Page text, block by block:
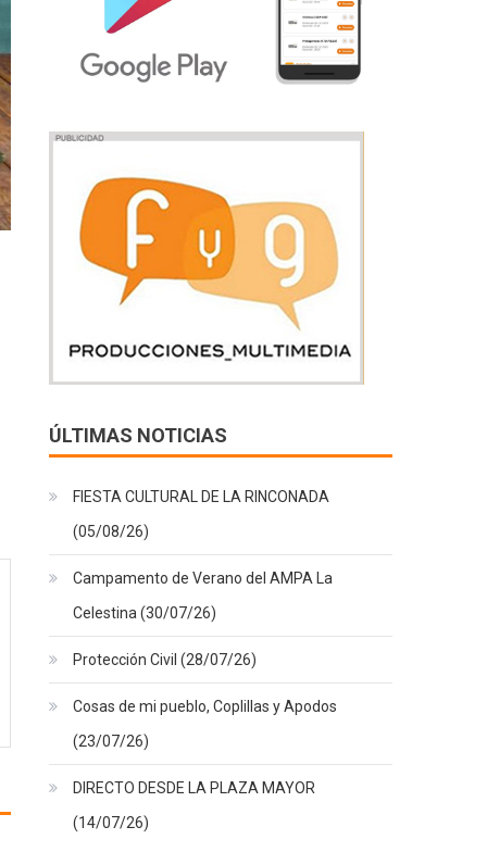
ÚLTIMAS NOTICIAS
FIESTA CULTURAL DE LA RINCONADA
(05/08/26)
Campamento de Verano del AMPA La
Celestina (30/07/26)
Protección Civil (28/07/26)
Cosas de mi pueblo, Coplillas y Apodos
(23/07/26)
DIRECTO DESDE LA PLAZA MAYOR
(14/07/26)